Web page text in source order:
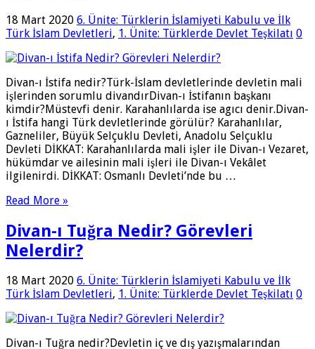
18 Mart 2020 6. Ünite: Türklerin İslamiyeti Kabulu ve İlk
Türk İslam Devletleri, 1. Ünite: Türklerde Devlet Teşkilatı 0
Divan-ı İstifa nedir?Türk-İslam devletlerinde devletin mali
işlerinden sorumlu divandırDivan-ı İstifanın başkanı
kimdir?Müstevfi denir. Karahanlılarda ise agıcı denir.Divan-
ı İstifa hangi Türk devletlerinde görülür? Karahanlılar,
Gazneliler, Büyük Selçuklu Devleti, Anadolu Selçuklu
Devleti DİKKAT: Karahanlılarda mali işler ile Divan-ı Vezaret,
hükümdar ve ailesinin mali işleri ile Divan-ı Vekâlet
ilgilenirdi. DİKKAT: Osmanlı Devleti’nde bu …
Read More »
Divan-ı Tuğra Nedir? Görevleri
Nelerdir?
18 Mart 2020 6. Ünite: Türklerin İslamiyeti Kabulu ve İlk
Türk İslam Devletleri, 1. Ünite: Türklerde Devlet Teşkilatı 0
Divan-ı Tuğra nedir?Devletin iç ve dış yazışmalarından